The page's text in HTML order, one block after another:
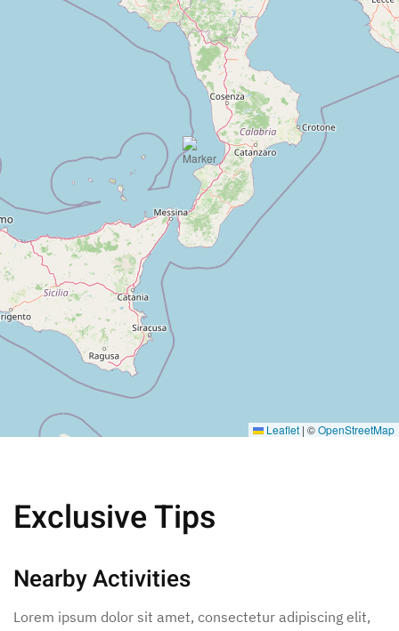
Leaflet | ©OpenStreetMap
Exclusive Tips
Nearby Activities
Lorem ipsum dolor sit amet, consectetur adipiscing elit,